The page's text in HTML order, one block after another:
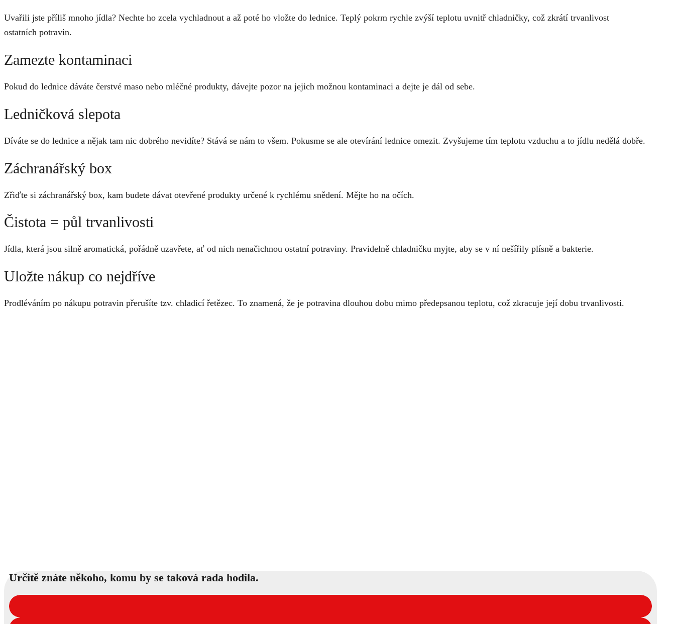
Uvařili jste příliš mnoho jídla? Nechte ho zcela vychladnout a až poté ho vložte do lednice. Teplý pokrm rychle zvýší teplotu uvnitř chladničky, což zkrátí trvanlivost
ostatních potravin.
Zamezte kontaminaci
Pokud do lednice dáváte čerstvé maso nebo mléčné produkty, dávejte pozor na jejich možnou kontaminaci a dejte je dál od sebe.
Ledničková slepota
Díváte se do lednice a nějak tam nic dobrého nevidíte? Stává se nám to všem. Pokusme se ale otevírání lednice omezit. Zvyšujeme tím teplotu vzduchu a to jídlu nedělá dobře.
Záchranářský box
Zřiďte si záchranářský box, kam budete dávat otevřené produkty určené k rychlému snědení. Mějte ho na očích.
Čistota = půl trvanlivosti
Jídla, která jsou silně aromatická, pořádně uzavřete, ať od nich nenačichnou ostatní potraviny. Pravidelně chladničku myjte, aby se v ní nešířily plísně a bakterie.
Uložte nákup co nejdříve
Prodléváním po nákupu potravin přerušíte tzv. chladicí řetězec. To znamená, že je potravina dlouhou dobu mimo předepsanou teplotu, což zkracuje její dobu trvanlivosti.
Určitě znáte někoho, komu by se taková rada hodila.